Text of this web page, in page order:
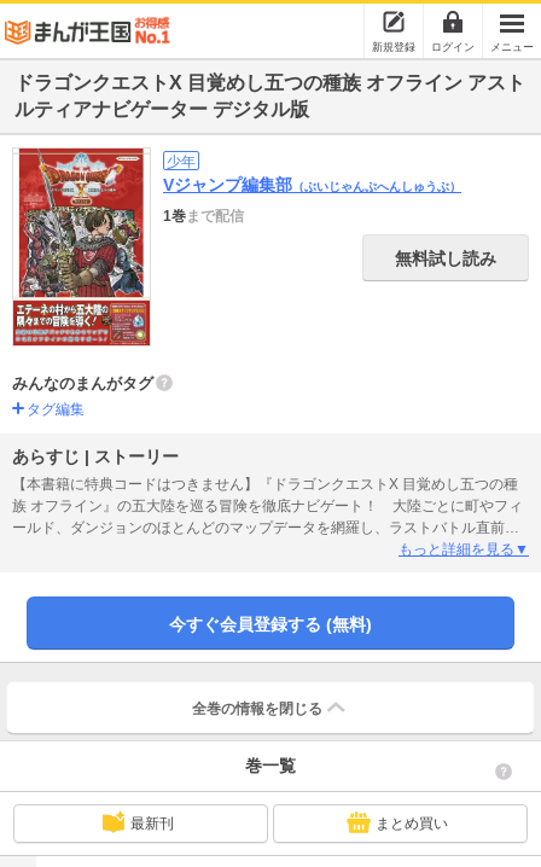
新規登録 ログイン メニュー
ドラゴンクエストX 目覚めし五つの種族 オフライン アスト
ルティアナビゲーター デジタル版
少年
Vジャンプ編集部 （ぶいじゃんぷへんしゅうぶ）
1巻まで配信
無料試し読み
みんなのまんがタグ
タグ編集
あらすじ | ストーリー
【本書籍に特典コードはつきません】『ドラゴンクエストX 目覚めし五つの種
族 オフライン』の五大陸を巡る冒険を徹底ナビゲート！ 大陸ごとに町やフィ
ールド、ダンジョンのほとんどのマップデータを網羅し、ラストバトル直前ま
で攻略します！ さらに、転職できる14の職業や、5人の仲間のデータ、魔法
冊です!!
もっと詳細を見る▼
今すぐ会員登録する (無料)
全巻の情報を 閉じる
巻一覧
最新刊 まとめ買い